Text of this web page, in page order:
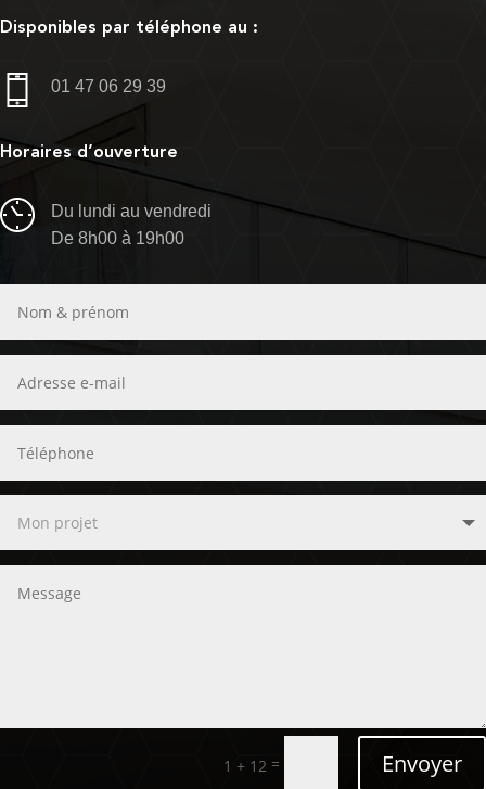
Disponibles par téléphone au :
01 47 06 29 39
Horaires d’ouverture
Du lundi au vendredi
De 8h00 à 19h00
1 + 12 = Envoyer